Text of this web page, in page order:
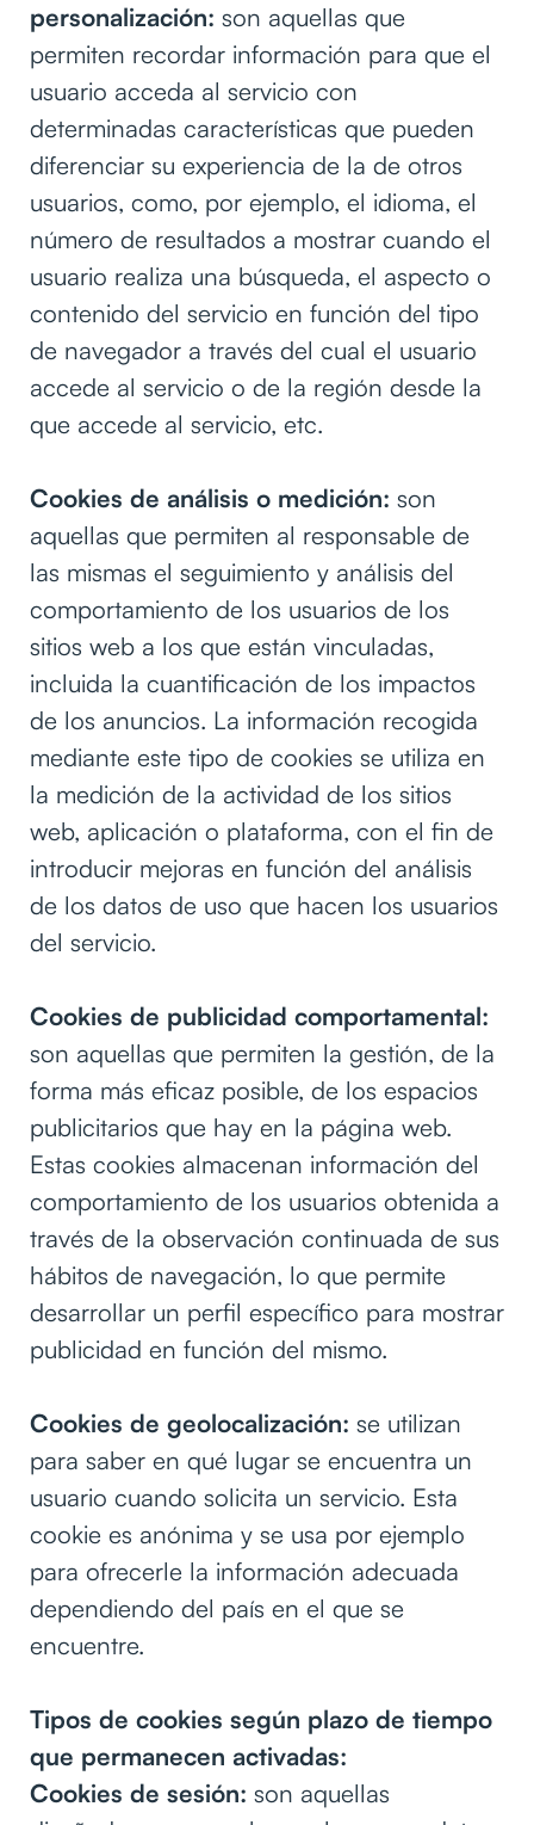
personalización: son aquellas que
permiten recordar información para que el
usuario acceda al servicio con
determinadas características que pueden
diferenciar su experiencia de la de otros
usuarios, como, por ejemplo, el idioma, el
número de resultados a mostrar cuando el
usuario realiza una búsqueda, el aspecto o
contenido del servicio en función del tipo
de navegador a través del cual el usuario
accede al servicio o de la región desde la
que accede al servicio, etc.
Cookies de análisis o medición: son
aquellas que permiten al responsable de
las mismas el seguimiento y análisis del
comportamiento de los usuarios de los
sitios web a los que están vinculadas,
incluida la cuantificación de los impactos
de los anuncios. La información recogida
mediante este tipo de cookies se utiliza en
la medición de la actividad de los sitios
web, aplicación o plataforma, con el fin de
introducir mejoras en función del análisis
de los datos de uso que hacen los usuarios
del servicio.
Cookies de publicidad comportamental:
son aquellas que permiten la gestión, de la
forma más eficaz posible, de los espacios
publicitarios que hay en la página web.
Estas cookies almacenan información del
comportamiento de los usuarios obtenida a
través de la observación continuada de sus
hábitos de navegación, lo que permite
desarrollar un perfil específico para mostrar
publicidad en función del mismo.
Cookies de geolocalización: se utilizan
para saber en qué lugar se encuentra un
usuario cuando solicita un servicio. Esta
cookie es anónima y se usa por ejemplo
para ofrecerle la información adecuada
dependiendo del país en el que se
encuentre.
Tipos de cookies según plazo de tiempo
que permanecen activadas:
Cookies de sesión: son aquellas